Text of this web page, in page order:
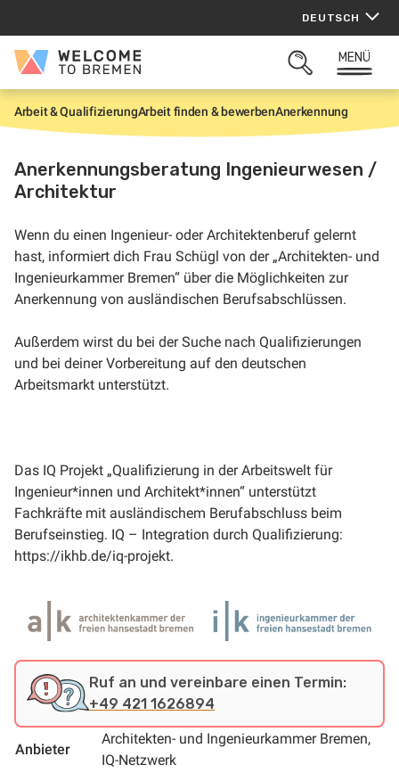
springen
DEUTSCH
Welcome
Bremen
SUCHFELD
MENÜ
S
t
t
Arbeit & QualifizierungArbeit finden & bewerbenAnerkennung
Anerkennungsberatung Ingenieurwesen /
Architektur
Wenn du einen Ingenieur- oder Architektenberuf gelernt
hast, informiert dich Frau Schügl von der „Architekten- und
Ingenieurkammer Bremen“ über die Möglichkeiten zur
Anerkennung von ausländischen Berufsabschlüssen.
Außerdem wirst du bei der Suche nach Qualifizierungen
und bei deiner Vorbereitung auf den deutschen
Arbeitsmarkt unterstützt.
Das IQ Projekt „Qualifizierung in der Arbeitswelt für
Ingenieur*innen und Architekt*innen“ unterstützt
Fachkräfte mit ausländischem Berufabschluss beim
Berufseinstieg. IQ – Integration durch Qualifizierung:
https://ikhb.de/iq-projekt.
Ruf an und vereinbare einen Termin:
+49 421 1626894
Anbieter
Architekten- und Ingenieurkammer Bremen,
IQ-Netzwerk